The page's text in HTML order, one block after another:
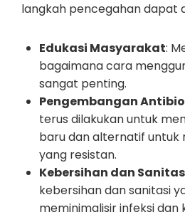
langkah pencegahan dapat
Edukasi Masyarakat:
bagaimana cara
sangat penting.
Pengembangan
terus dilakukan untuk
baru dan alternatif untuk
yang resistan.
Kebersihan dan
kebersihan dan sanitasi
meminimalisir infeksi dan